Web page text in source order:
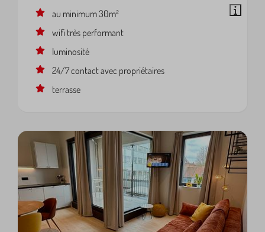
au minimum 30m²
wifi très performant
luminosité
24/7 contact avec propriétaires
terrasse